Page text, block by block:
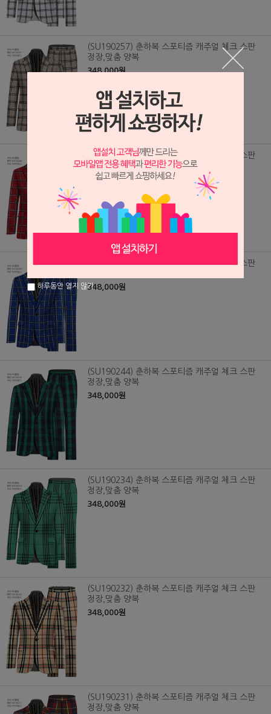
(SU190257) 춘하복 스포티즘 캐주얼 체크 스판
정장,맞춤 양복
348,000원
(SU190256) 춘하복 스포티즘 캐주얼 체크 스판
정장,맞춤 양복
348,000원
(SU190254) 춘하복 스포티즘 캐주얼 체크 스판
348,000원
(SU190244) 춘하복 스포티즘 캐주얼 체크 스판
정장,맞춤 양복
348,000원
(SU190234) 춘하복 스포티즘 캐주얼 체크 스판
정장,맞춤 양복
348,000원
(SU190232) 춘하복 스포티즘 캐주얼 체크 스판
정장,맞춤 양복
348,000원
(SU190231) 춘하복 스포티즘 캐주얼 체크 스판
정장,맞춤 양복
하루동안 열지 않기